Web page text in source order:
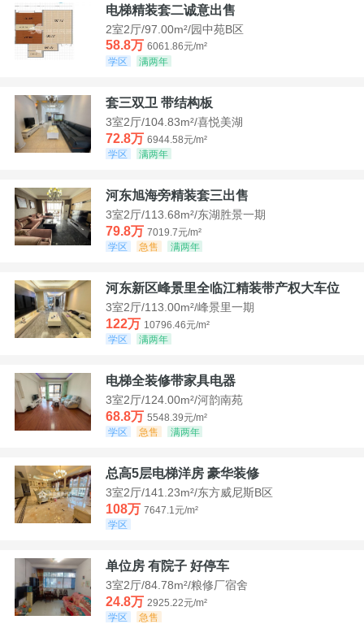
电梯精装套二诚意出售
2室2厅/97.00m²/园中苑B区
58.8万 6061.86元/m²
学区
满两年
套三双卫 带结构板
3室2厅/104.83m²/喜悦美湖
72.8万 6944.58元/m²
学区
满两年
河东旭海旁精装套三出售
3室2厅/113.68m²/东湖胜景一期
79.8万 7019.7元/m²
学区
急售 满两年
河东新区峰景里全临江精装带产权大车位
3室2厅/113.00m²/峰景里一期
122万 10796.46元/m²
学区
满两年
电梯全装修带家具电器
3室2厅/124.00m²/河韵南苑
68.8万 5548.39元/m²
学区
急售 满两年
总高5层电梯洋房 豪华装修
3室2厅/141.23m²/东方威尼斯B区
108万 7647.1元/m²
学区
单位房 有院子 好停车
3室2厅/84.78m²/粮修厂宿舍
24.8万 2925.22元/m²
学区
急售